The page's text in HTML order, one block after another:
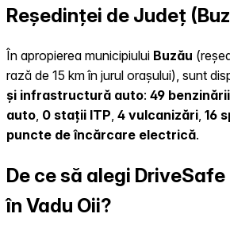
Reședinței de Județ
În apropierea municipiului Buzău
rază de 15 km în jurul orașului), sunt
și infrastructură auto: 49 benzinării
auto, 0 stații ITP, 4 vulcanizări, 16
puncte de încărcare electrică.
De ce să alegi DriveSafe
în Vadu Oii?